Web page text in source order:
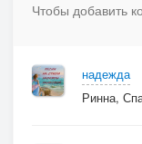
Чтобы добавить
надежда
Ринна,